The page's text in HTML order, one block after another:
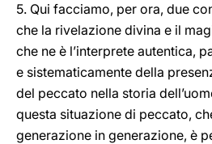
5. Qui facciamo, per ora, due
che la rivelazione divina e il
che ne è l’interprete autentica,
e sistematicamente della
del peccato nella storia
questa situazione di peccato,
generazione in generazione, è